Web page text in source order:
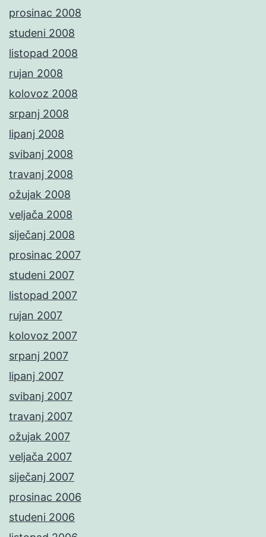
prosinac 2008
studeni 2008
listopad 2008
rujan 2008
kolovoz 2008
srpanj 2008
lipanj 2008
svibanj 2008
travanj 2008
ožujak 2008
veljača 2008
siječanj 2008
prosinac 2007
studeni 2007
listopad 2007
rujan 2007
kolovoz 2007
srpanj 2007
lipanj 2007
svibanj 2007
travanj 2007
ožujak 2007
veljača 2007
siječanj 2007
prosinac 2006
studeni 2006